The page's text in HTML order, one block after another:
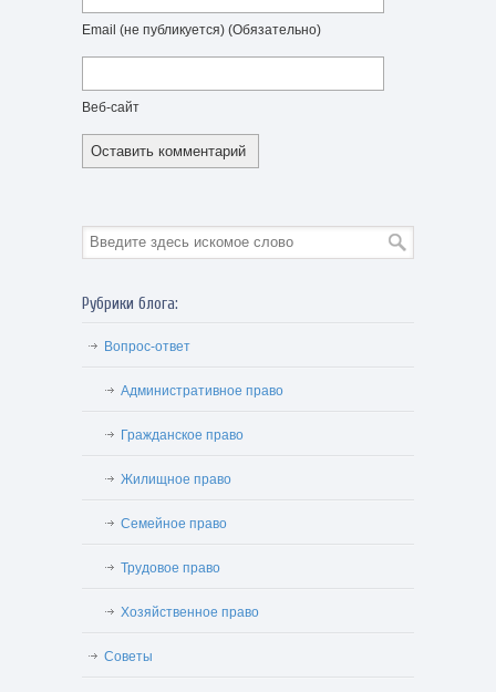
Email (не публикуется) (Обязательно)
Веб-сайт
Рубрики блога:
Вопрос-ответ
Административное право
Гражданское право
Жилищное право
Семейное право
Трудовое право
Хозяйственное право
Советы